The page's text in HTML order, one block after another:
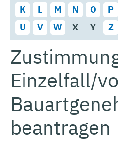
K
L M N O P
U
V W X Y Z
Einzelfall/
beantragen